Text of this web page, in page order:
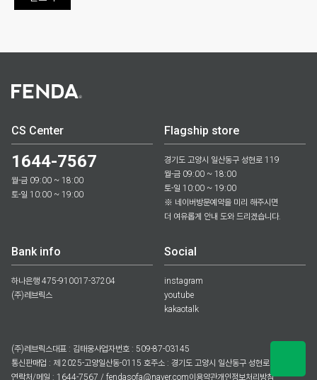
CS Center
1644-7567
월-금 09:00 ~ 18:00
토-일 10:00 ~ 19:00
Flagship store
경기도 고양시 일산동구 성현로 119
월-금 09:00 ~ 18:00
토-일 10:00 ~ 19:00
※ 네이버방문예약을 미리 해주시면
더 여유롭게 안내 도와 드리겠습니다.
Bank info
하나은행 475-910017-37204
(주)레브릭스
Social
instagram
youtube
kakaotalk
(주)레브릭스대표 : 김태웅사업자번호 : 509-87-03145
통신판매업 : 제 2025-고양일산동-0115 호주소 : 경기도 고양시 일산동구 성현로 119
연락처/메일 : 1644-7567 / fendasofa@naver.com이용약관개인정보처리방침